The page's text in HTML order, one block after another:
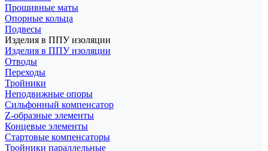
Прошивные маты
Опорные кольца
Подвесы
Изделия в ППУ изоляции
Изделия в ППУ изоляции
Отводы
Переходы
Тройники
Неподвижные опоры
Cильфонный компенсатор
Z-образные элементы
Концевые элементы
Стартовые компенсаторы
Тройники параллельные